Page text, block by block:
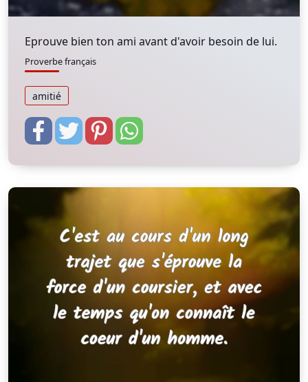
Eprouve bien ton ami avant d'avoir besoin de lui.
Proverbe français
amitié